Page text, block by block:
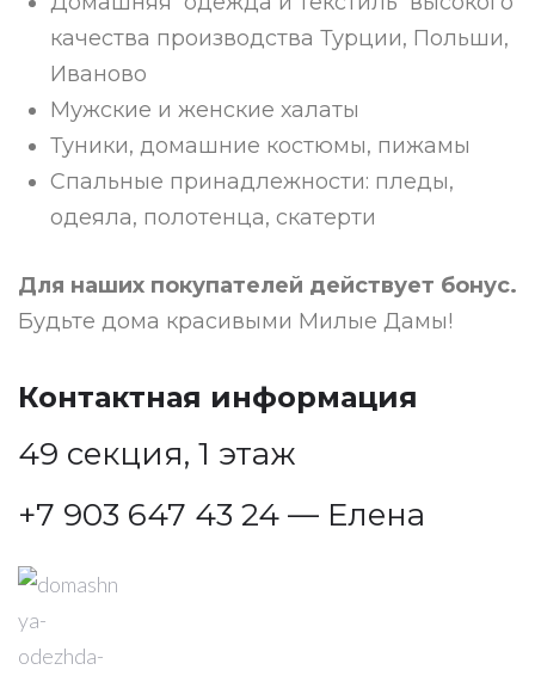
качества производства Турции, Польши,
Иваново
Мужские и женские халаты
Туники, домашние костюмы, пижамы
Спальные принадлежности: пледы,
одеяла, полотенца, скатерти
Для наших покупателей действует бонус.
Будьте дома красивыми Милые Дамы!
Контактная информация
49 секция, 1 этаж
+7 903 647 43 24 — Елена